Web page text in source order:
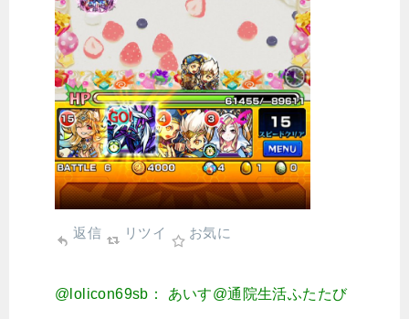
返信 リツイ お気に
@lolicon69sb： あいす@通院生活ふたたび